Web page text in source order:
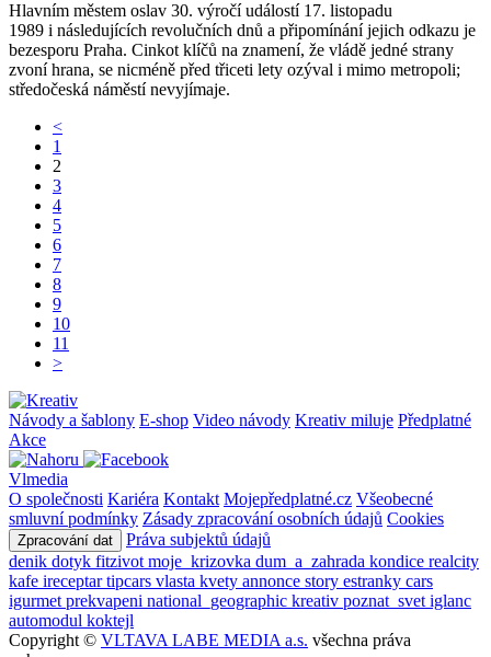
Hlavním městem oslav 30. výročí událostí 17. listopadu
1989 i následujících revolučních dnů a připomínání jejich odkazu je
bezesporu Praha. Cinkot klíčů na znamení, že vládě jedné strany
zvoní hrana, se nicméně před třiceti lety ozýval i mimo metropoli;
středočeská náměstí nevyjímaje.
<
1
2
3
4
5
6
7
8
9
10
11
>
Návody a šablony E-shop Video návody Kreativ miluje Předplatné
Akce
Vlmedia
O společnosti Kariéra Kontakt Mojepředplatné.cz Všeobecné
smluvní podmínky Zásady zpracování osobních údajů Cookies
Zpracování dat
Práva subjektů údajů
denik dotyk fitzivot moje_krizovka dum_a_zahrada kondice realcity
kafe ireceptartipcars vlasta kvety annonce story estranky cars
igurmet prekvapeni national_geographic kreativ poznat_svet iglanc
automodul koktejl
Copyright © VLTAVA LABE MEDIA a.s. všechna práva